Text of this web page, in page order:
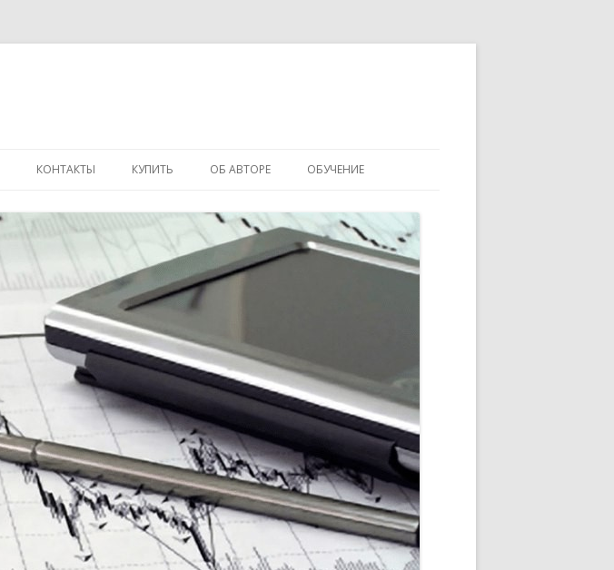
КОНТАКТЫ КУПИТЬ ОБ АВТОРЕ ОБУЧЕНИЕ